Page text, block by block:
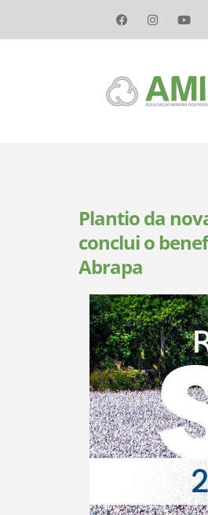
Plantio da
conclui o
Abrapa